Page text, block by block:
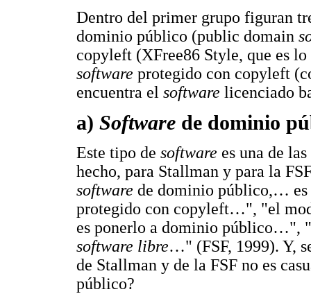
Dentro del primer grupo figuran
dominio público (public domain
copyleft (XFree86 Style, que es
software protegido con copyleft
encuentra el software licenciado
a) Software de dominio
Este tipo de software es una de
hecho, para Stallman y para la
software de dominio público,… es
protegido con copyleft…", "el
es ponerlo a dominio público…",
software libre…" (FSF, 1999). Y,
de Stallman y de la FSF no es
público?